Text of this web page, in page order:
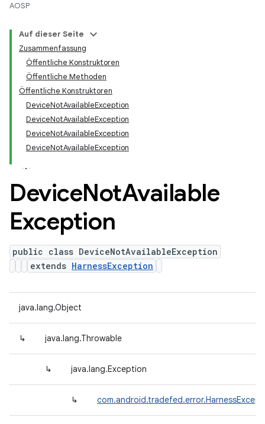
AOSP
Auf dieser Seite
Zusammenfassung
Öffentliche Konstruktoren
Öffentliche Methoden
Öffentliche Konstruktoren
DeviceNotAvailableException
DeviceNotAvailableException
DeviceNotAvailableException
DeviceNotAvailableException
DeviceNotAvailable
Exception
public class DeviceNotAvailableException
extends HarnessException
java.lang.Object
↳ java.lang.Throwable
↳ java.lang.Exception
↳